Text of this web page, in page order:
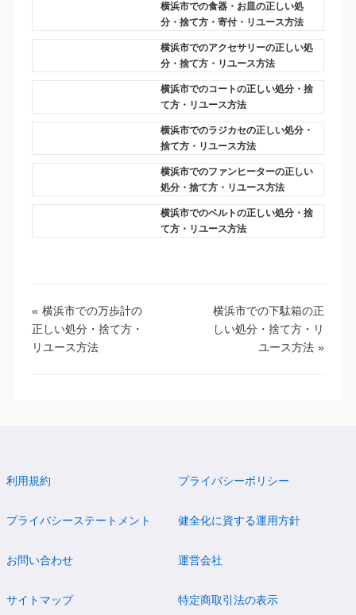
横浜市での食器・お皿の正しい処
分・捨て方・寄付・リユース方法
横浜市でのアクセサリーの正しい処
分・捨て方・リユース方法
横浜市でのコートの正しい処分・捨
て方・リユース方法
横浜市でのラジカセの正しい処分・
捨て方・リユース方法
横浜市でのファンヒーターの正しい
処分・捨て方・リユース方法
横浜市でのベルトの正しい処分・捨
て方・リユース方法
« 横浜市での万歩計の
正しい処分・捨て方・
リユース方法
横浜市での下駄箱の正
しい処分・捨て方・リ
ユース方法 »
利用規約 プライバシーポリシー
プライバシーステートメント 健全化に資する運用方針
お問い合わせ 運営会社
サイトマップ 特定商取引法の表示